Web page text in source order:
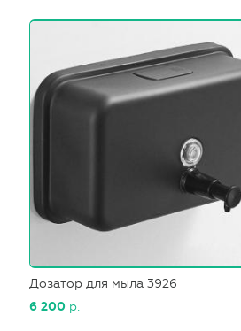
Дозатор для мыла 3926
6 200 р.